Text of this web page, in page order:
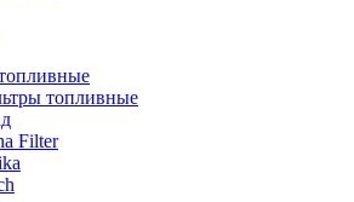
топливные
Filter